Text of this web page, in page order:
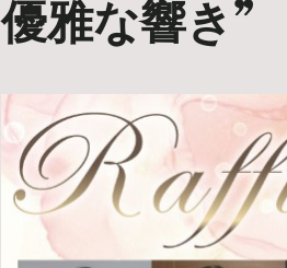
優雅な響き”